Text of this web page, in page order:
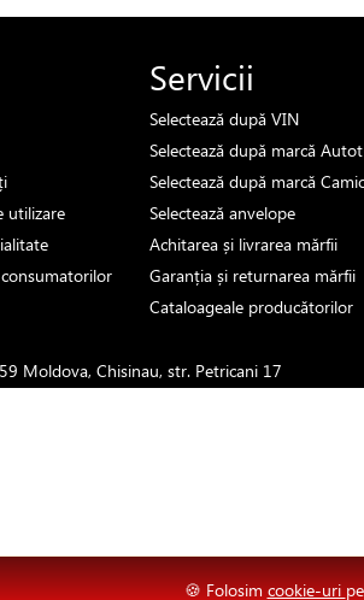
🍪 Folosimcookie-uri
utilizare
Servicii
Selectează după VIN
Selectează după marcă
Selectează după marcă
Selectează anvelope
Achitarea și livrarea mărfii
Garanția și returnarea mărfii
Cataloageale producătorilor
Moldova, Chisinau, str. Petricani 17